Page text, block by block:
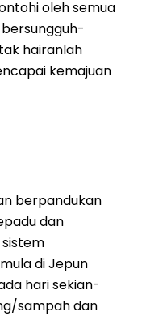
oleh semua
hairanlah
kemajuan
berpandukan
dan
di Jepun
hari sekian-
sampah dan